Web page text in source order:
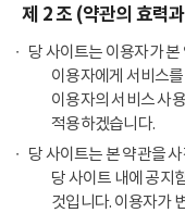
제 2 조 (약관의 효력
당 사이트는 이용자가
이용자에게 서비스
이용자의 서비스 사
적용하겠습니다.
당 사이트는 본 약관을
당 사이트 내에 공지
것입니다. 이용자가